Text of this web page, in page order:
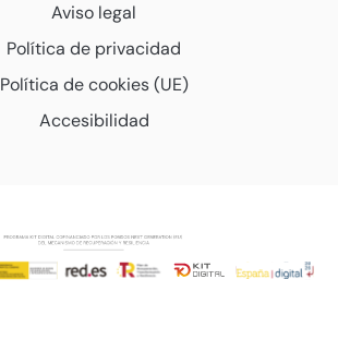
Aviso legal
Política de privacidad
Política de cookies (UE)
Accesibilidad